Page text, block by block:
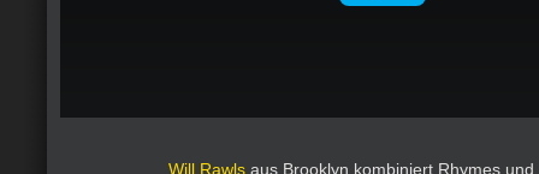
Will Rawls aus Brooklyn kombiniert Rhymes